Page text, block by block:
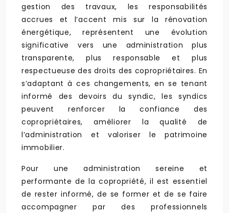
gestion des travaux, les responsabilités
accrues et l’accent mis sur la rénovation
énergétique, représentent une évolution
significative vers une administration plus
transparente, plus responsable et plus
respectueuse des droits des copropriétaires. En
s’adaptant à ces changements, en se tenant
informé des devoirs du syndic, les syndics
peuvent renforcer la confiance des
copropriétaires, améliorer la qualité de
l’administration et valoriser le patrimoine
immobilier.
Pour une administration sereine et
performante de la copropriété, il est essentiel
de rester informé, de se former et de se faire
accompagner par des professionnels